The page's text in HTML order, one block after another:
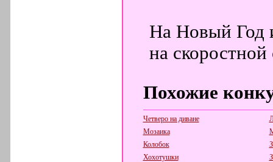
На Новый Год
на скоростной
Похожие
Четверо на диване
Мозаика
Колобок
Хохотушки